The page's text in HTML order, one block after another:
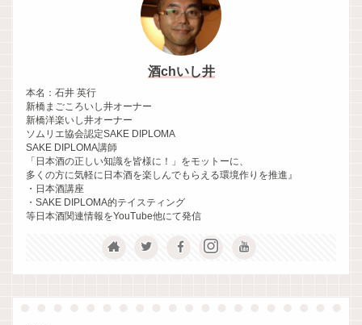
酒chいし井
本名：石井 英行
新橋まごころいし井オーナー
新橋洋楽いし井オーナー
ソムリエ協会認定SAKE DIPLOMA
SAKE DIPLOMA講師
「日本酒の正しい知識を皆様に！」をモットーに、
多くの方に気軽に日本酒を楽しんでもらえる環境作りを推進』
・日本酒講座
・SAKE DIPLOMA的テイスティング
等日本酒関連情報をYouTube他にて発信